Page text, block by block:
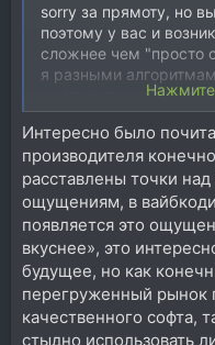
sorry за прямоту, но
поэтому у вас и
сложнее чем "просто
я разными
многие из них писал
гпт по поводу
сожалению максимум
иногда тырит с
модифицировать
шляпа. это как
слетать побыстрому
примерно так - есть
написать библиотеку
99.9% просто
что могут - взять
Интересно было
производителя
расставлены точки
ощущениям, в
появляется это
вкуснее», это
будущее, но как
перегруженный рынок
качественного софта,
стыдно использовать